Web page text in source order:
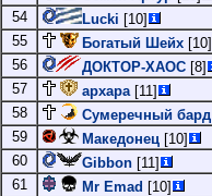
54
Lucki [10]
55
Богатый Шейх [10]
56
ДОКТОР-ХАОС [8]
57
архара[11]
58
Сумеречный бард
59
Македонец [10]
60
Gibbon [11]
61
Mr Emad [10]